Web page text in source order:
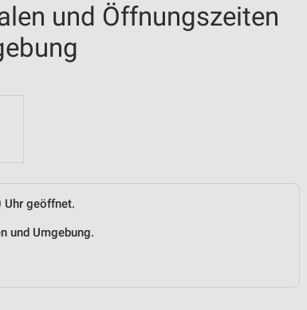
und Öffnungszeiten
Uhr geöffnet.
und Umgebung.